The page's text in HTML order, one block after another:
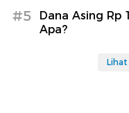
#5
Dana Asing Rp
Apa?